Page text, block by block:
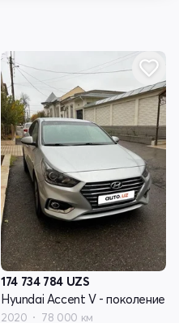
174 734 784 UZS
Hyundai Accent V - поколение
2020 78 000 км